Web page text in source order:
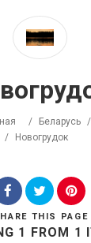
/ Беларусь /
/
Новогрудок
THIS PAGE
1 FROM 1